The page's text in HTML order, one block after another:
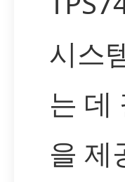
시스
는 데
을 제